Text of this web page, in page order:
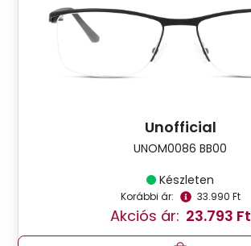
Unofficial
UNOM0086 BB00
Készleten
Korábbi ár: 33.990 Ft
Akciós ár: 23.793 Ft